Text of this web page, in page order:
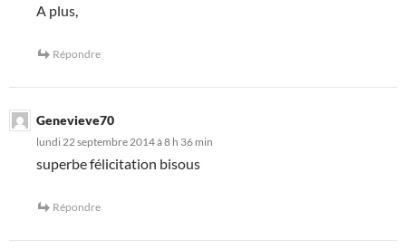
A plus,
Répondre
Genevieve70
lundi 22 septembre 2014 à 8 h 36 min
superbe félicitation bisous
Répondre